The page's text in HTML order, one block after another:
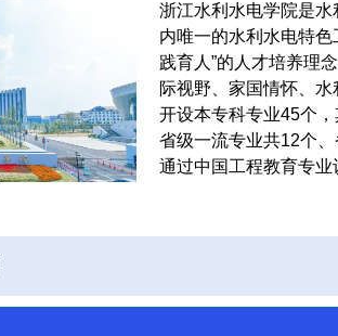
浙江水利水电学院是
内唯一的水利水电特
践育人”的人才培养理
际视野、家国情怀、
开设本专科专业45个
省级一流专业共12个
通过中国工程教育专业